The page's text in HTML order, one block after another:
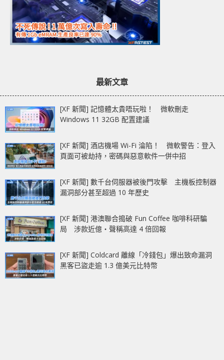
最新文章
[XF 新聞] 記憶體太貴唔玩啦！ 微軟刪走
Windows 11 32GB 配置建議
[XF 新聞] 酒店機場 Wi-Fi 淪陷！ 微軟警告：登入
頁面可被劫持，密碼與惡意軟件一併中招
[XF 新聞] 數千台伺服器被後門攻擊 主機板控制器
漏洞部分甚至超過 10 年歷史
[XF 新聞] 港澳聯合搗破 Fun Coffee 咖啡科研騙
局 涉款近億‧聲稱高達 4 倍回報
[XF 新聞] Coldcard 離線「冷錢包」爆出致命漏洞
黑客已盜走逾 1.3 億美元比特幣